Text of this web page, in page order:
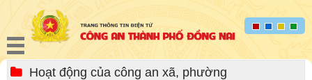
Hoạt động của công an xã, phường